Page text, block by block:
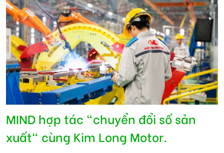
MIND hợp tác "chuyển đổi số sản
xuất" cùng Kim Long Motor.